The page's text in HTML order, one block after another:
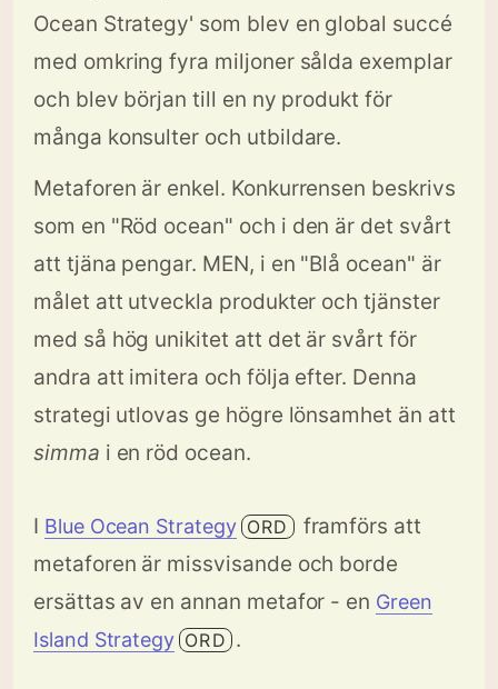
Ocean Strategy' som blev en global succé
med omkring fyra miljoner sålda exemplar
och blev början till en ny produkt för
många konsulter och utbildare.
Metaforen är enkel. Konkurrensen beskrivs
som en "Röd ocean" och i den är det svårt
att tjäna pengar. MEN, i en "Blå ocean" är
målet att utveckla produkter och tjänster
med så hög unikitet att det är svårt för
andra att imitera och följa efter. Denna
strategi utlovas ge högre lönsamhet än att
simma i en röd ocean.
I Blue Ocean Strategy ORD
framförs att
metaforen är missvisande och borde
ersättas av en annan metafor - en Green
Island Strategy ORD .